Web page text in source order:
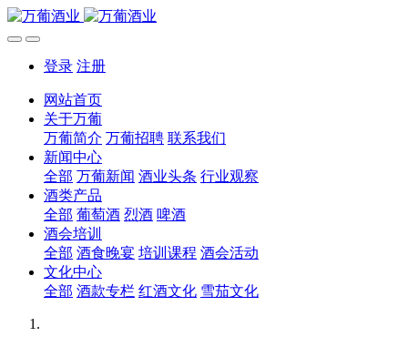
登录 注册
网站首页
关于万葡
万葡简介 万葡招聘 联系我们
新闻中心
全部 万葡新闻 酒业头条 行业观察
酒类产品
全部 葡萄酒 烈酒 啤酒
酒会培训
全部 酒食晚宴 培训课程 酒会活动
文化中心
全部 酒款专栏 红酒文化 雪茄文化